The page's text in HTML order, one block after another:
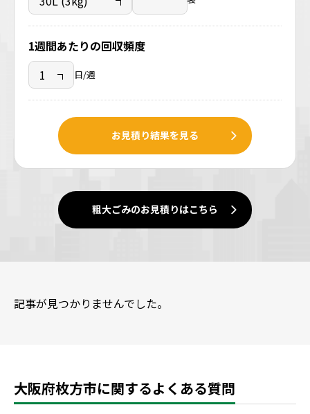
1週間あたりの回収頻度
日/週
お見積り結果を見る
粗大ごみのお見積りはこちら
記事が見つかりませんでした。
大阪府枚方市に関するよくある質問